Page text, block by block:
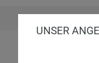
UNSER